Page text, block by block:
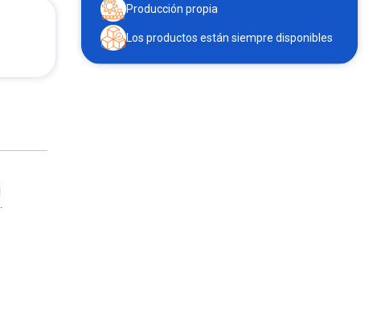
Producción propia
Los productos están siempre disponibles